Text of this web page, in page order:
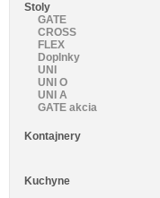
Stoly
GATE
CROSS
FLEX
Doplnky
UNI
UNI O
UNI A
GATE akcia
Kontajnery
Kuchyne